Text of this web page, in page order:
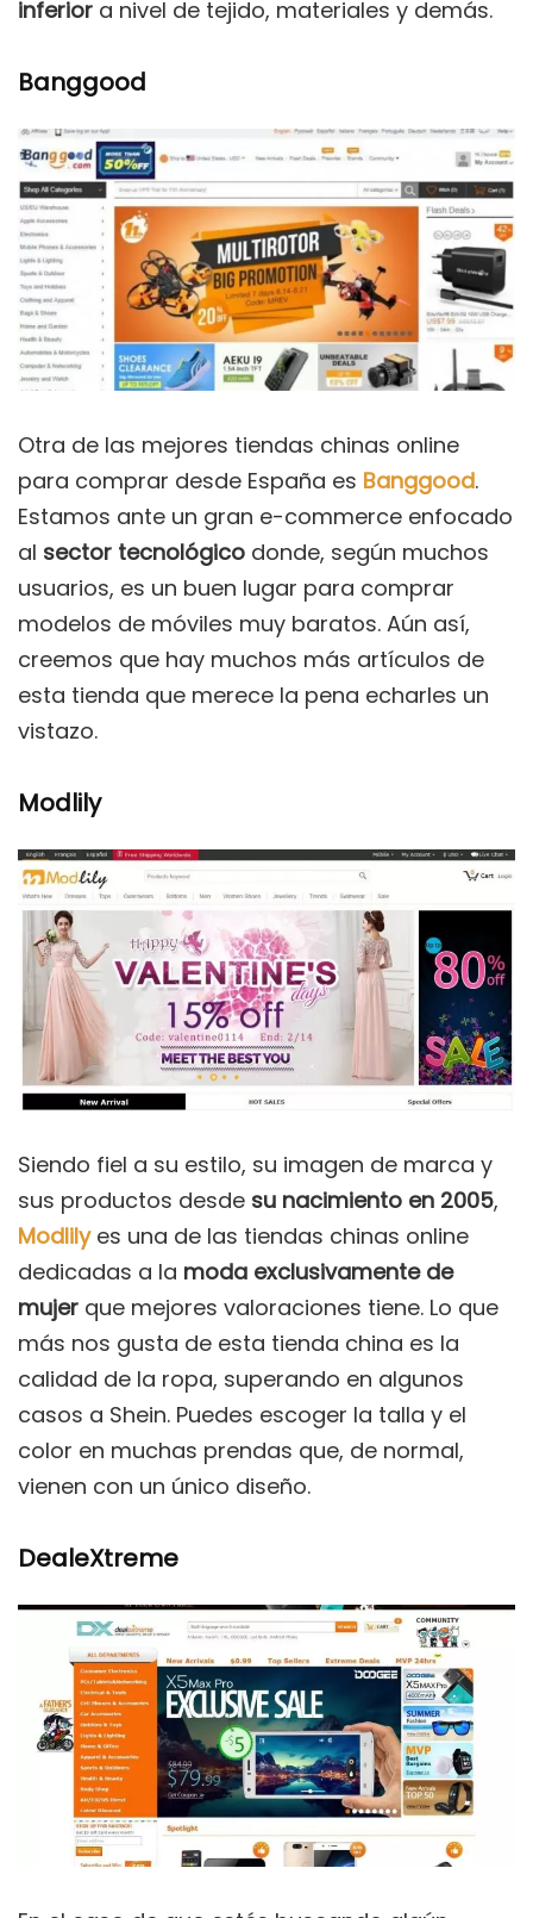
inferior a nivel de tejido, materiales y demás.
Banggood
Otra de las mejores tiendas chinas online
para comprar desde España es Banggood.
Estamos ante un gran e-commerce enfocado
al sector tecnológico donde, según muchos
usuarios, es un buen lugar para comprar
modelos de móviles muy baratos. Aún así,
creemos que hay muchos más artículos de
esta tienda que merece la pena echarles un
vistazo.
Modlily
Siendo fiel a su estilo, su imagen de marca y
sus productos desde su nacimiento en 2005,
Modlily es una de las tiendas chinas online
dedicadas a la moda exclusivamente de
mujer que mejores valoraciones tiene. Lo que
más nos gusta de esta tienda china es la
calidad de la ropa, superando en algunos
casos a Shein. Puedes escoger la talla y el
color en muchas prendas que, de normal,
vienen con un único diseño.
DealeXtreme